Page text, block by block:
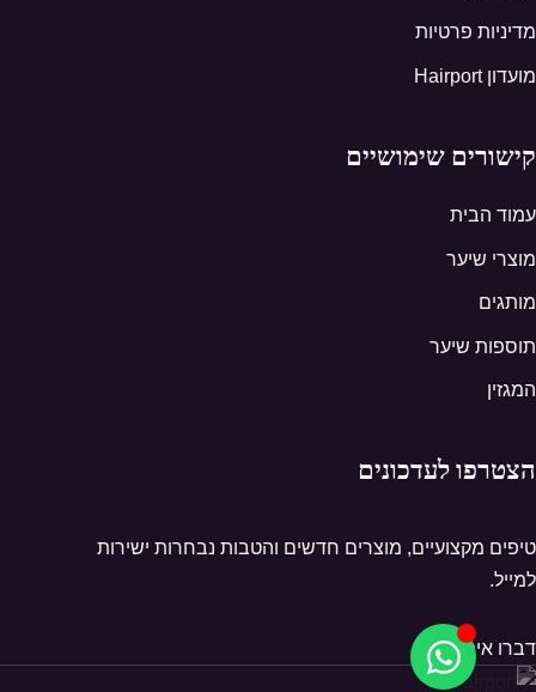
מדיניות פרטיות
מועדון Hairport
קישורים שימושיים
עמוד הבית
מוצרי שיער
מותגים
תוספות שיער
המגזין
הצטרפו לעדכונים
טיפים מקצועיים, מוצרים חדשים והטבות נבחרות ישירות
למייל.
דברו איתנו